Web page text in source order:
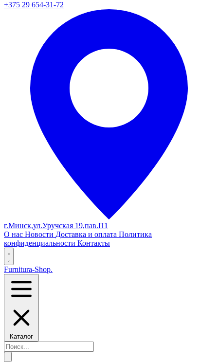
+375 29 654-31-72
г.Минск,ул.Уручская 19,пав.П1
О нас Новости Доставка и оплата Политика
конфиденциальности Контакты
Furnitura-Shop.
Каталог